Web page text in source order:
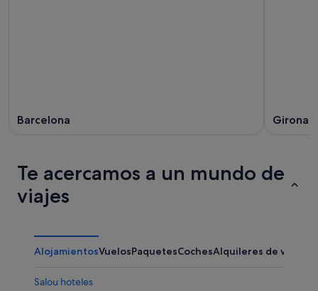
Barcelona Girona
Te acercamos a un mundo de
viajes
AlojamientosVuelosPaquetesCochesAlquileres de
Salou hoteles